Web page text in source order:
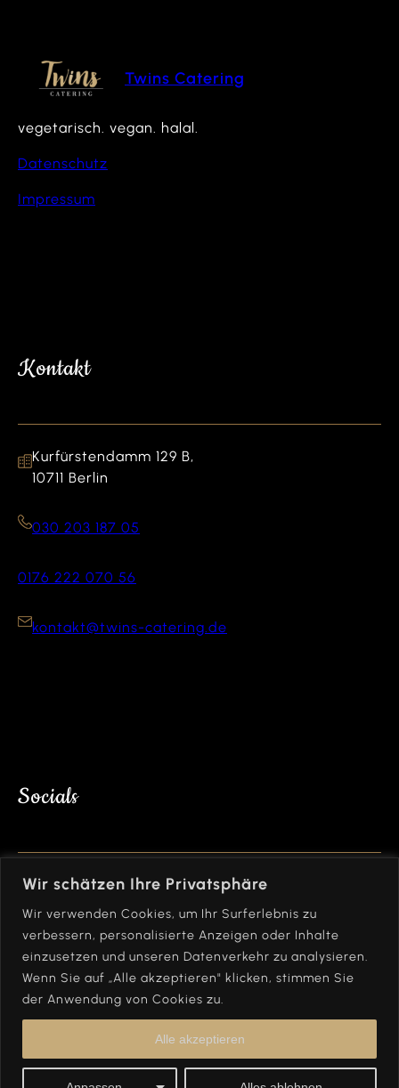
Wir schätzen Ihre Privatsphäre
Wir verwenden Cookies, um Ihr Surferlebnis zu
verbessern, personalisierte Anzeigen oder Inhalte
einzusetzen und unseren Datenverkehr zu analysieren.
Wenn Sie auf „Alle akzeptieren" klicken, stimmen Sie
der Anwendung von Cookies zu.
Alle akzeptieren
Twins Catering
vegetarisch. vegan. halal.
Datenschutz
Impressum
Kontakt
Kurfürstendamm 129 B,
10711 Berlin
030 203 187 05
0176 222 070 56
kontakt@twins-catering.de
Socials
Bleibe mit uns in Kontakt und folge uns auf
© Copyright 2024. All Rights Reserved.